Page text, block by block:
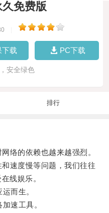
免费版
下载 PC下载
安全绿色
排行
的依赖也越来越强烈。
速度慢等问题，我们往往
线娱乐。
而生。
速工具。